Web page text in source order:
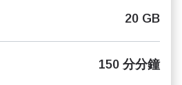
20 GB
150 分分鐘